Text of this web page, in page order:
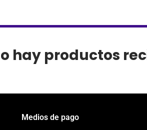
hay productos
Medios de pago